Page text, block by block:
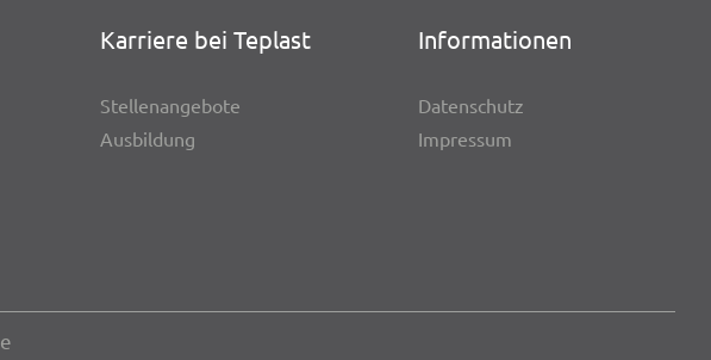
Karriere bei Teplast
Stel­len­an­ge­bote
Ausbil­dung
Infor­ma­tio­nen
Daten­schutz
Impres­sum